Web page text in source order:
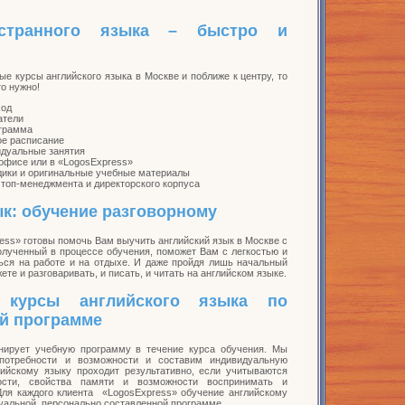
это не совсем так. Часто
fluent English подразумевает
наличие беглой речи, а
способность быстро
говорить еще не означает
хорошее владение
иностранным языком.
домашных хлопот для
языком. Занятия по скайпу
преимущества: они могут
лишь бы был хороший
интернет и на этом можно
очень прилично сэкономить
большое количество
иностранным языком, но
есть желание его изучить
применительно к
Применение делового
языка – быстро и
курсы английского языка в Москве и поближе к центру, то
нужно!
расписание
занятия
или в «LogosExpress»
и оригинальные учебные материалы
менеджмента и директорского корпуса
обучение разговорному
готовы помочь Вам выучить английский язык в Москве с
в процессе обучения, поможет Вам с легкостью и
на работе и на отдыхе. И даже пройдя лишь начальный
и разговаривать, и писать, и читать на английском языке.
английского языка по
программе
учебную программу в течение курса обучения. Мы
и возможности и составим индивидуальную
языку проходит результативно, если учитываются
свойства памяти и возможности воспринимать и
каждого клиента «LogosExpress» обучение английскому